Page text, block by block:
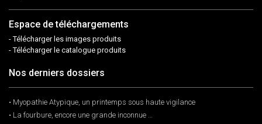
Espace de téléchargements
- Télécharger les images produits
- Télécharger le catalogue produits
Nos derniers dossiers
• Myopathie Atypique, un printemps sous haute vigilance
• La fourbure, encore une grande inconnue …